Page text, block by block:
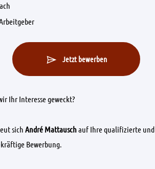
Jetzt bewerben
Ihr Interesse geweckt?
sich André Mattauschauf Ihre qualifizierte und
Bewerbung.